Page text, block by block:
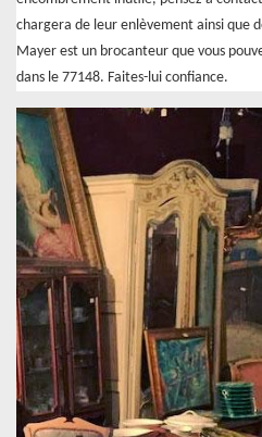
chargera de leur enlèvement ainsi que
Mayer est un brocanteur que vous
dans le 77148. Faites-lui confiance.